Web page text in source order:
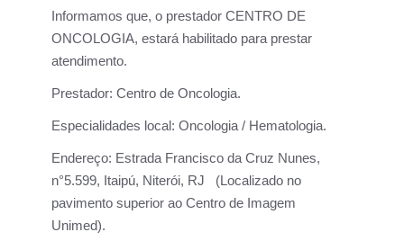
Informamos que, o prestador CENTRO DE
ONCOLOGIA, estará habilitado para prestar
atendimento.
Prestador: Centro de Oncologia.
Especialidades local: Oncologia / Hematologia.
Endereço: Estrada Francisco da Cruz Nunes,
n°5.599, Itaipú, Niterói, RJ (Localizado no
pavimento superior ao Centro de Imagem
Unimed).